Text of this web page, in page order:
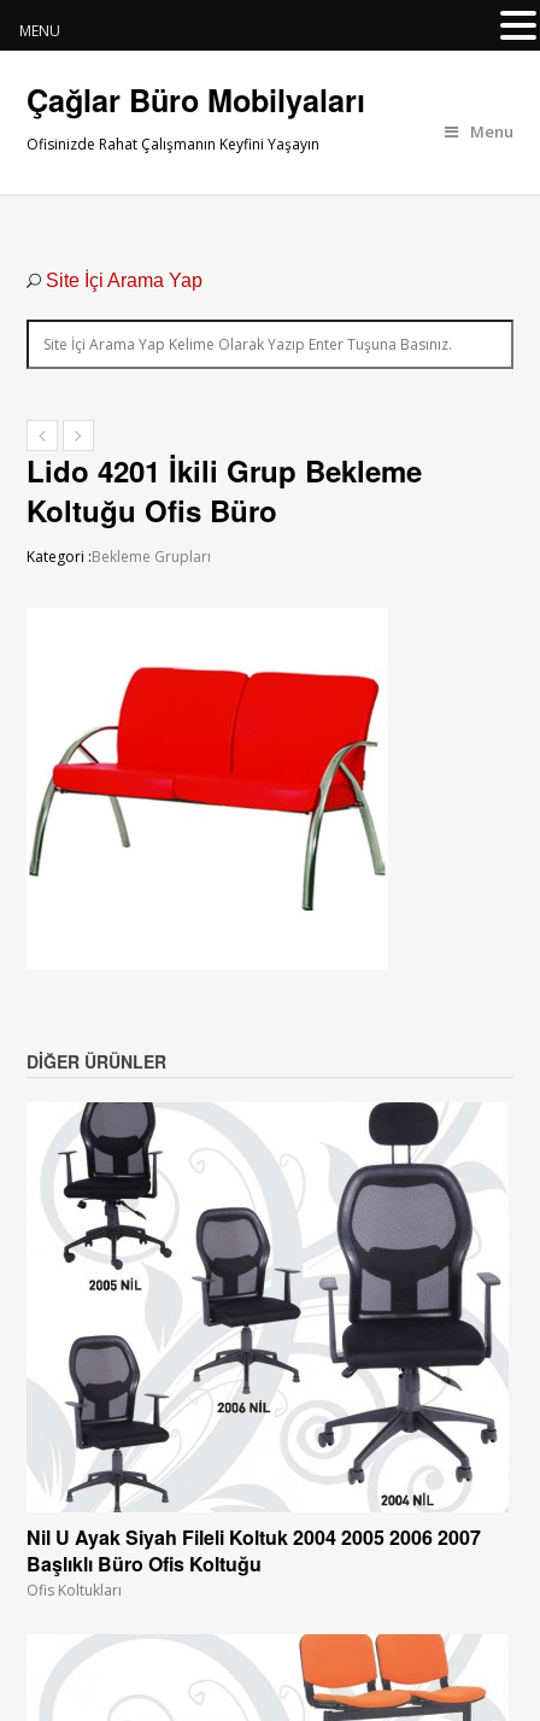
Çağlar Büro Mobilyaları
Ofisinizde Rahat Çalışmanın Keyfini Yaşayın
Menu
Site İçi Arama Yap
Lido 4201 İkili Grup Bekleme
Koltuğu Ofis Büro
Kategori :Bekleme Grupları
DIĞER ÜRÜNLER
Nil U Ayak Siyah Fileli Koltuk 2004 2005 2006 2007
Başlıklı Büro Ofis Koltuğu
Ofis Koltukları
MENU